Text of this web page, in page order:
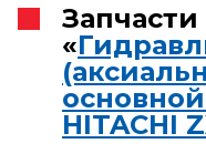
«
HITACHI